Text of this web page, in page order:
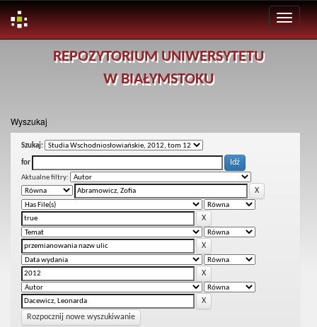
REPOZYTORIUM UNIWERSYTETU
W BIAŁYMSTOKU
Wyszukaj
Szukaj:
for
Aktualne filtry:
Rozpocznij nowe wyszukiwanie